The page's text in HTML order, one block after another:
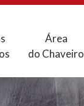
Área
do Chaveiro